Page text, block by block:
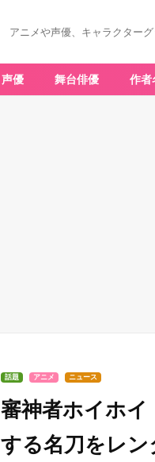
アニメや声優、キャラクター
声優 舞台俳優 作者
話題 アニメ ニュース
審神者ホイホイ
する名刀をレン